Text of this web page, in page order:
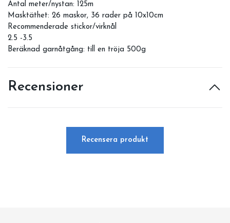
Antal meter/nystan: 125m
Masktäthet: 26 maskor, 36 rader på 10x10cm
Recommenderade stickor/virknål
2.5 -3.5
Beräknad garnåtgång: till en tröja 500g
Recensioner
Recensera produkt